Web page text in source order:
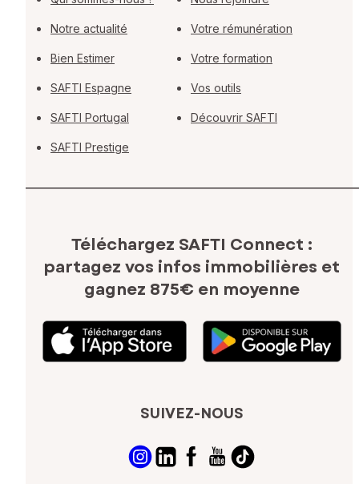
Notre actualité
Bien Estimer
SAFTI Espagne
SAFTI Portugal
SAFTI Prestige
Votre rémunération
Votre formation
Vos outils
Découvrir SAFTI
Téléchargez SAFTI Connect :
partagez vos infos immobilières et
gagnez 875€ en moyenne
SUIVEZ-NOUS